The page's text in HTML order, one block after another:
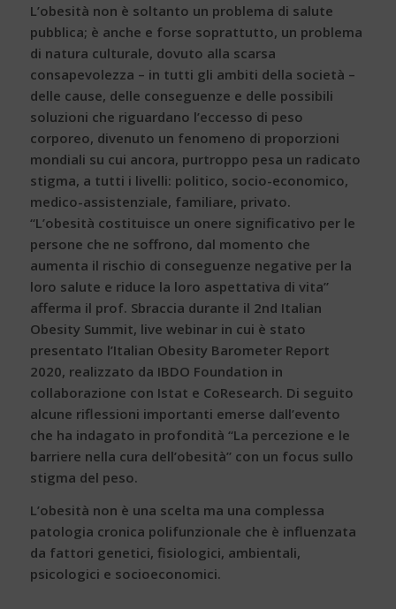
L’obesità non è soltanto un problema di salute
pubblica; è anche e forse soprattutto, un problema
di natura culturale, dovuto alla scarsa
consapevolezza – in tutti gli ambiti della società –
delle cause, delle conseguenze e delle possibili
soluzioni che riguardano l’eccesso di peso
corporeo, divenuto un fenomeno di proporzioni
mondiali su cui ancora, purtroppo pesa un radicato
stigma, a tutti i livelli: politico, socio-economico,
medico-assistenziale, familiare, privato.
“L’obesità costituisce un onere significativo per le
persone che ne soffrono, dal momento che
aumenta il rischio di conseguenze negative per la
loro salute e riduce la loro aspettativa di vita”
afferma il prof. Sbraccia durante il 2nd Italian
Obesity Summit, live webinar in cui è stato
presentato l’Italian Obesity Barometer Report
2020, realizzato da IBDO Foundation in
collaborazione con Istat e CoResearch. Di seguito
alcune riflessioni importanti emerse dall’evento
che ha indagato in profondità “La percezione e le
barriere nella cura dell’obesità” con un focus sullo
stigma del peso.
L’obesità non è una scelta ma una complessa
patologia cronica polifunzionale che è influenzata
da fattori genetici, fisiologici, ambientali,
psicologici e socioeconomici.